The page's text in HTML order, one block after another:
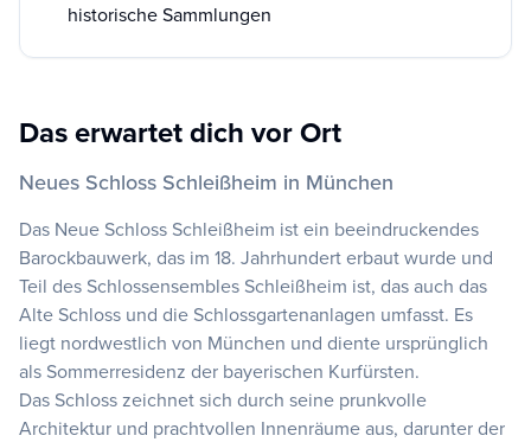
historische Sammlungen
Das erwartet dich vor Ort
Neues Schloss Schleißheim in München
Das Neue Schloss Schleißheim ist ein beeindruckendes
Barockbauwerk, das im 18. Jahrhundert erbaut wurde und
Teil des Schlossensembles Schleißheim ist, das auch das
Alte Schloss und die Schlossgartenanlagen umfasst. Es
liegt nordwestlich von München und diente ursprünglich
als Sommerresidenz der bayerischen Kurfürsten.
Das Schloss zeichnet sich durch seine prunkvolle
Architektur und prachtvollen Innenräume aus, darunter der